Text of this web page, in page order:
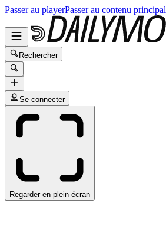
Passer au playerPasser au contenu principal
Rechercher
Se connecter
Regarder en plein écran